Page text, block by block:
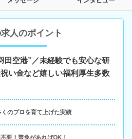
人のポイント
田空港”／未経験でも安心な研
い金など嬉しい福利厚生多数
くのプロを育て上げた実績
要！普免があればOK！